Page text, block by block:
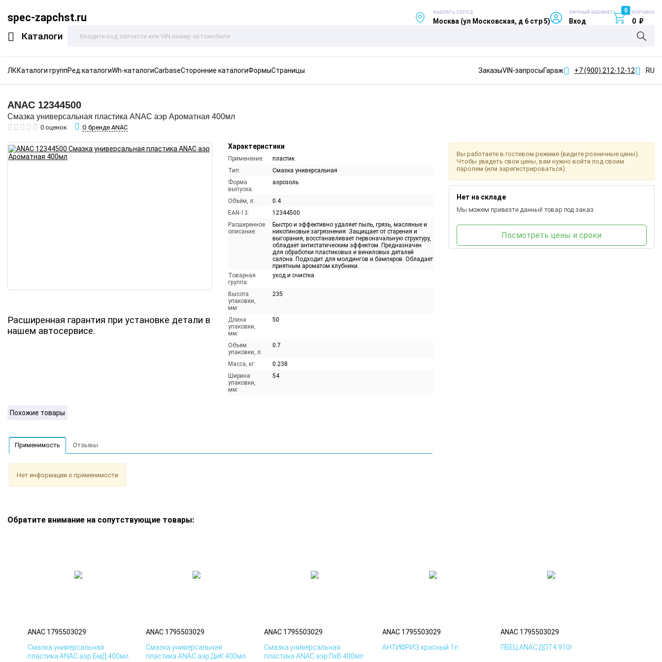
spec-zapchst.ru
Каталоги
ВЫБРАТЬ ГОРОД
Москва (ул Московская, д 6 стр 5)
ЛИЧНЫЙ КАБИНЕТ
Вход
0 КОРЗИНА
0 ₽
ЛККаталоги группРед.каталогиWh-каталогиCarbaseСторонние каталогиФормыСтраницы ЗаказыVIN-запросыГараж +7 (900) 212-12-12 RU
ANAC 12344500
Смазка универсальная пластика ANAC аэр Ароматная 400мл
0 оценок О бренде ANAC
Расширенная гарантия при установке детали в
нашем автосервисе.
Характеристики
Применение:
пластик
Тип:
Смазка универсальная
Форма
выпуска:
аэрозоль
Объём, л:
0.4
EAN-13:
12344500
Расширенное
описание:
Быстро и эффективно удаляет пыль, грязь, масляные и
никотиновые загрязнения. Защищает от старения и
выгорания, восстанавливает первоначальную структуру,
обладает антистатическим эффектом. Предназначен
для обработки пластиковых и виниловых деталей
салона. Подходит для молдингов и бамперов. Обладает
приятным ароматом клубники.
Товарная
группа:
уход и очистка
Высота
упаковки,
мм:
235
Длина
упаковки,
мм:
50
Объем
упаковки, л:
0.7
Масса, кг:
0.238
Ширина
упаковки,
мм:
54
Вы работаете в гостевом режиме (видите розничные цены).
Чтобы увидеть свои цены, вам нужно войти под своим
паролем (или зарегистрироваться).
Нет на складе
Мы можем привезти данный товар под заказ.
Посмотреть цены и сроки
Похожие товары
Применимость Отзывы
Нет информации о применимости
Обратите внимание на сопутствующие товары:
ANAC 1795503029
Смазка универсальная
пластика ANAC аэр БмД 400мл
ANAC 1795503029
Смазка универсальная
пластика ANAC аэр ДиК 400мл
ANAC 1795503029
Смазка универсальная
пластика ANAC аэр ПхВ 400мл
ANAC 1795503029
АНТИФРИЗ красный 1л.
ANAC 1795503029
ПВЕЦ ANAC ДОТ4 910г